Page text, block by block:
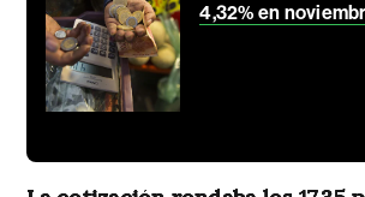
4,32% en